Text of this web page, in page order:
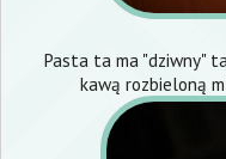
Pasta ta ma "dziwny"
kawą rozbieloną